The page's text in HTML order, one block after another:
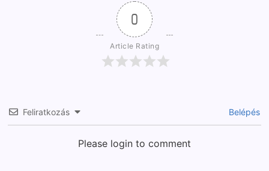
0
Article Rating
Feliratkozás Belépés
Please login to comment